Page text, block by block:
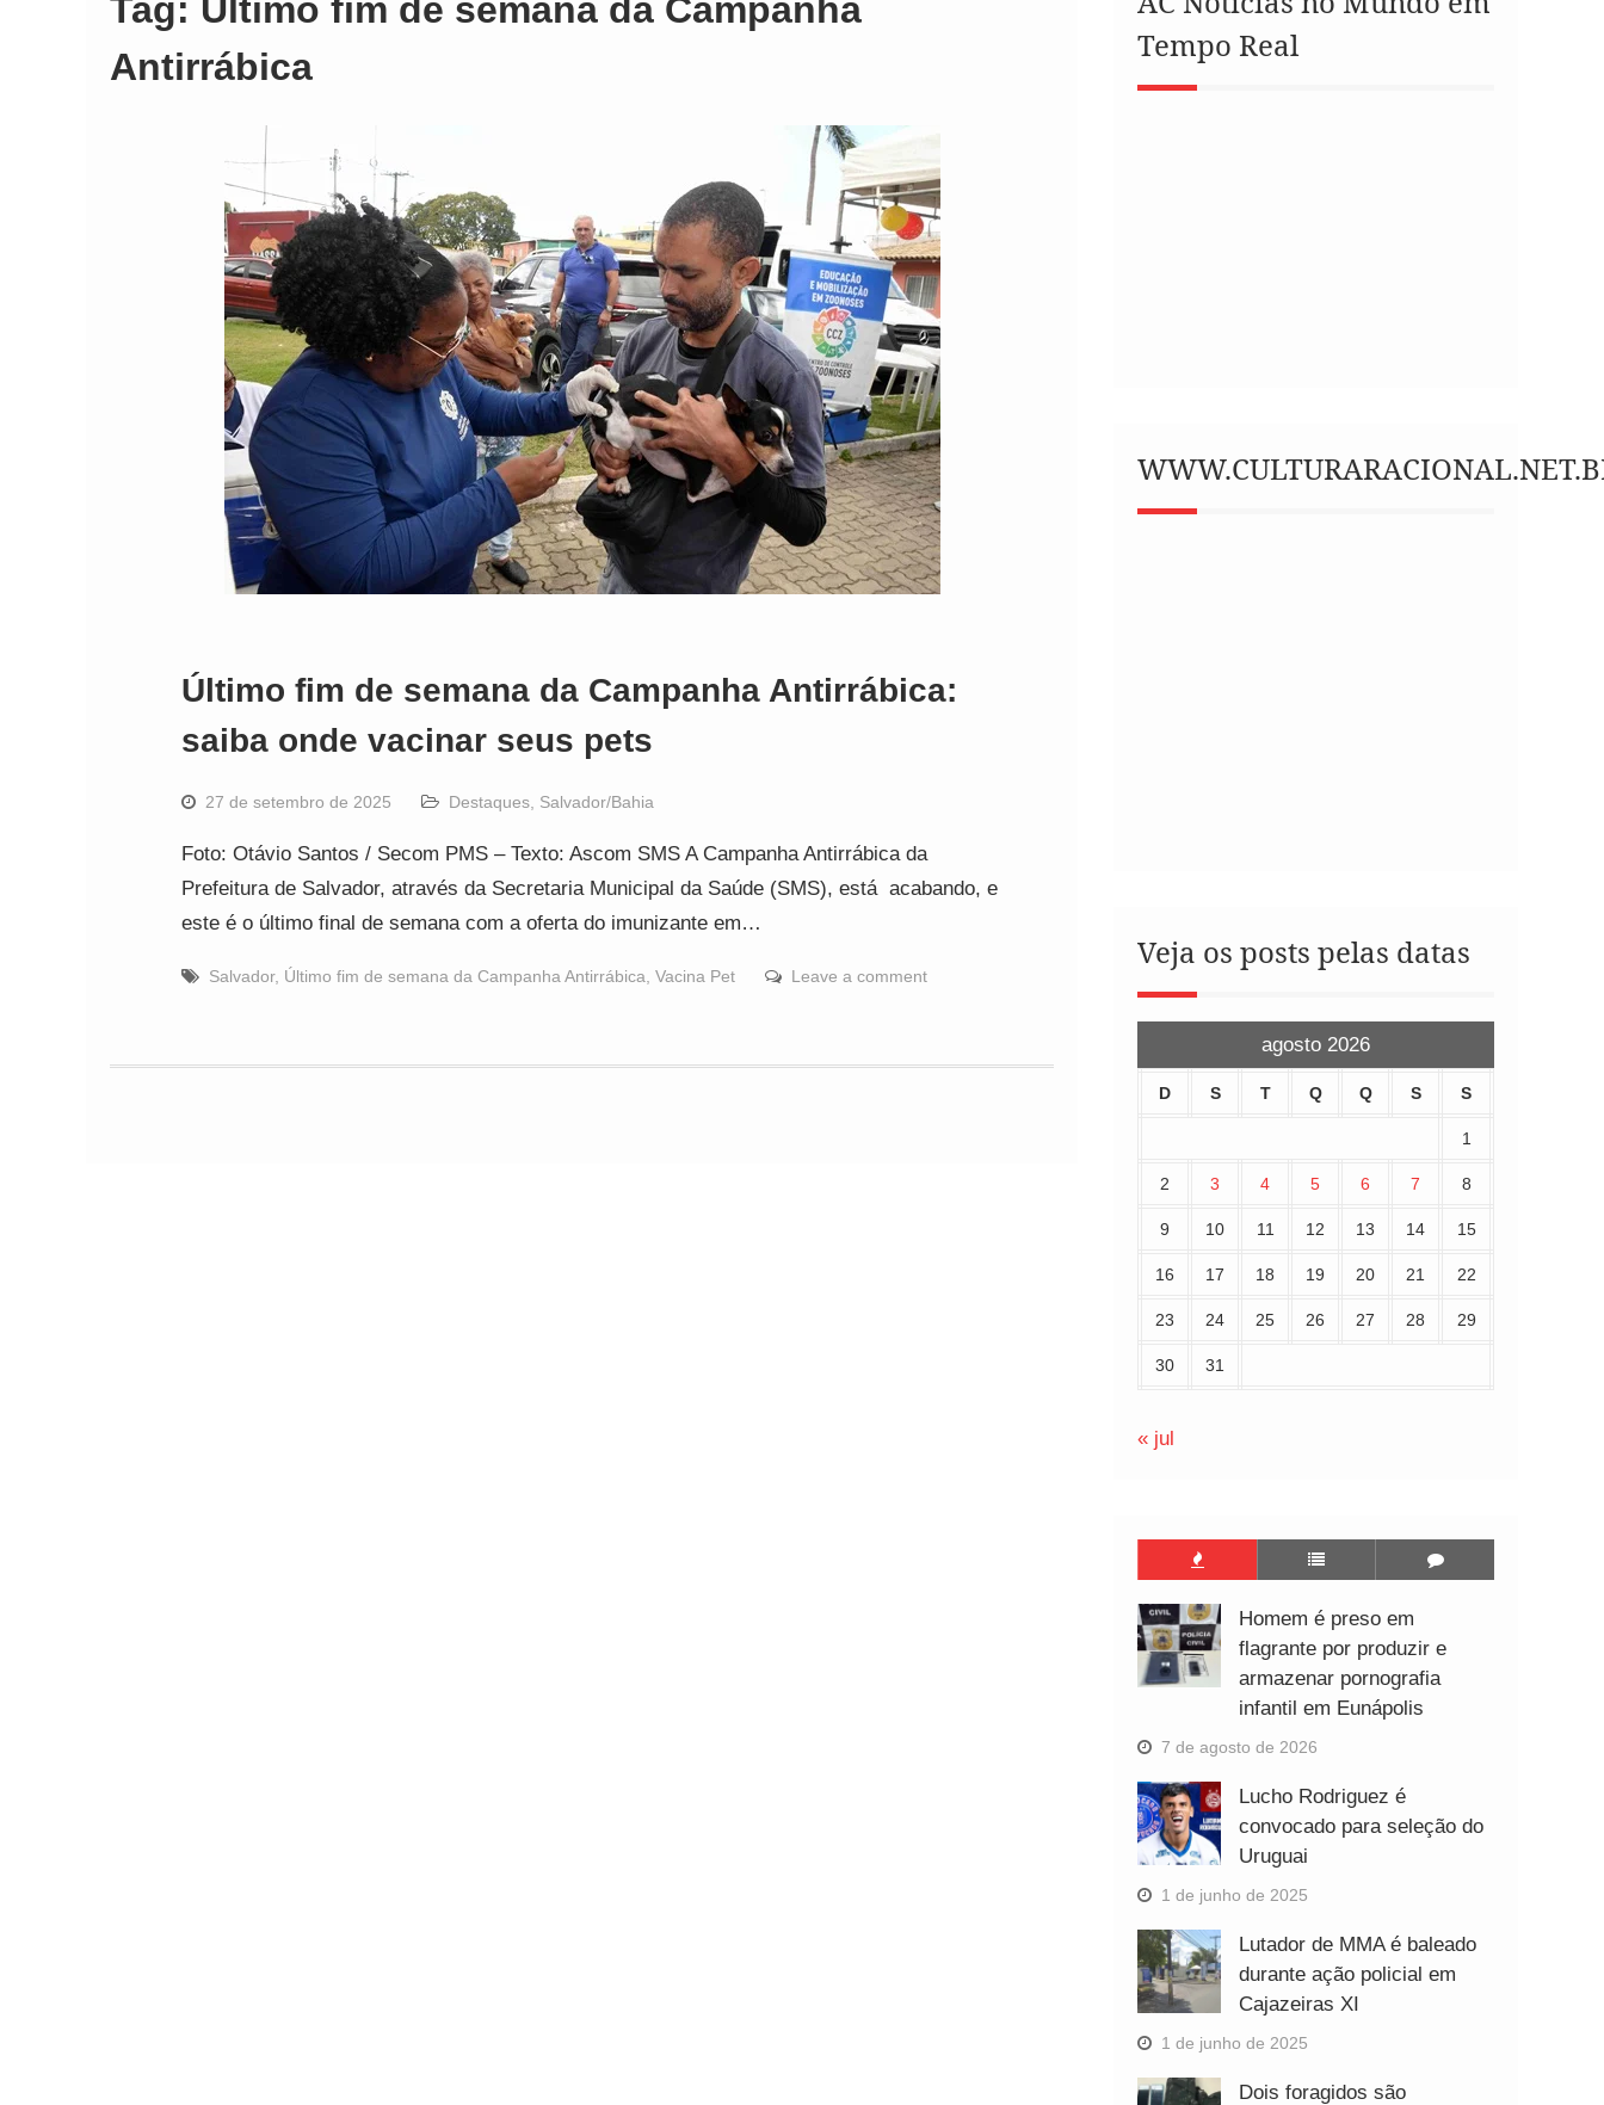
Tag: Último fim de semana da Campanha
Antirrábica
Último fim de semana da Campanha Antirrábica:
saiba onde vacinar seus pets
27 de setembro de 2025 Destaques Salvador/Bahia
Foto: Otávio Santos / Secom PMS – Texto: Ascom SMS A Campanha Antirrábica da
Prefeitura de Salvador, através da Secretaria Municipal da Saúde (SMS), está acabando, e
este é o último final de semana com a oferta do imunizante em…
Salvador, Último fim de semana da Campanha Antirrábica Vacina Pet Leave a comment
Tempo Real
Veja os posts pelas datas
agosto 2026
D S T Q Q S S
1
2 3 4 5 6 7 8
9 10 11 12 13 14 15
16 17 18 19 20 21 22
23 24 25 26 27 28 29
30 31
« jul
Homem é preso em
flagrante por produzir e
armazenar pornografia
infantil em Eunápolis
7 de agosto de 2026
Lucho Rodriguez é
convocado para seleção do
Uruguai
1 de junho de 2025
Lutador de MMA é baleado
durante ação policial em
Cajazeiras XI
1 de junho de 2025
Dois foragidos são